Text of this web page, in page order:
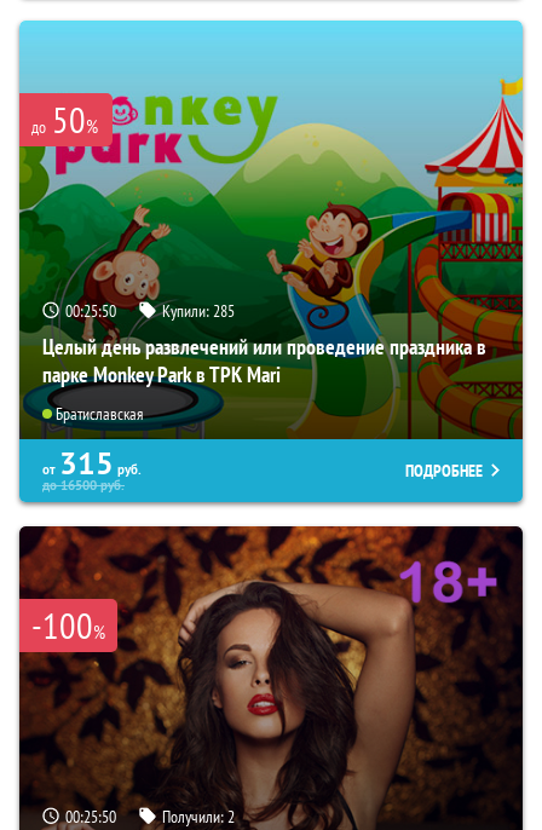
до 50%
00:25:49 Купили:285
Целый день развлечений или проведение праздника в
парке Monkey Park в ТРК Mari
Братиславская
от 315 руб.
до16500руб.
ПОДРОБНЕЕ
-100%
00:25:49 Получили:2